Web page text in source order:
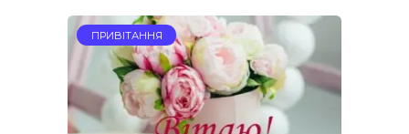
ПРИВІТАННЯ